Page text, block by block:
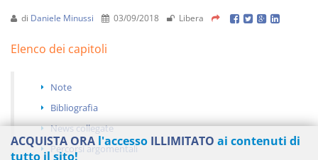
di Daniele Minussi 03/09/2018 Libera
Elenco dei capitoli
Note
Bibliografia
News collegate
Percorsi argomentali
ACQUISTA ORA l'accesso ILLIMITATO ai contenuti di
tutto il sito!